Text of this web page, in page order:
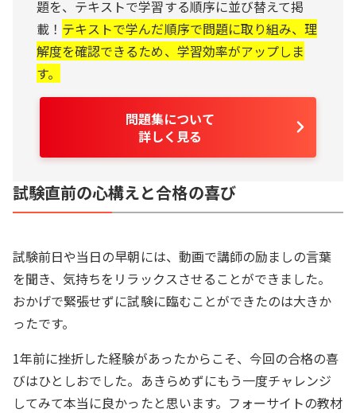
題を、テキストで学習する順序に並び替えて掲
載！ テキストで学んだ順序で問題に取り組み、理
解度を確認できるため、学習効率がアップしま
す。
問題集について
詳しく見る
試験直前の心構えと合格の喜び
試験前日や当日の早朝には、動画で講師の励ましの言葉
を聞き、気持ちをリラックスさせることができました。
おかげで緊張せずに試験に臨むことができたのは大きか
ったです。
1年前に挫折した経験があったからこそ、今回の合格の喜
びはひとしおでした。あきらめずにもう一度チャレンジ
してみて本当に良かったと思います。フォーサイトの教材